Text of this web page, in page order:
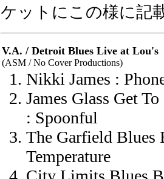
ケットにこの様に記
V.A. / Detroit Blues Live at Lou's
(ASM / No Cover Productions)
Nikki James :
James Glass Get
: Spoonful
The Garfield Blues
Temperature